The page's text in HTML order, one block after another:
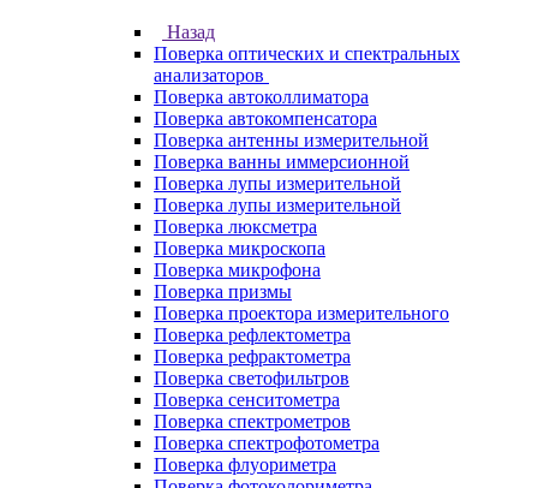
Назад
Поверка оптических и спектральных
анализаторов
Поверка автоколлиматора
Поверка автокомпенсатора
Поверка антенны измерительной
Поверка ванны иммерсионной
Поверка лупы измерительной
Поверка лупы измерительной
Поверка люксметра
Поверка микроскопа
Поверка микрофона
Поверка призмы
Поверка проектора измерительного
Поверка рефлектометра
Поверка рефрактометра
Поверка светофильтров
Поверка сенситометра
Поверка спектрометров
Поверка спектрофотометра
Поверка флуориметра